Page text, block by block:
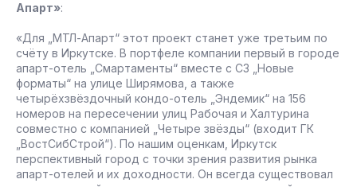
Апарт»:
«Для „МТЛ-Апарт“ этот проект станет уже третьим по
счёту в Иркутске. В портфеле компании первый в городе
апарт-отель „Смартаменты“ вместе с СЗ „Новые
форматы“ на улице Ширямова, а также
четырёхзвёздочный кондо-отель „Эндемик“ на 156
номеров на пересечении улиц Рабочая и Халтурина
совместно с компанией „Четыре звёзды“ (входит ГК
„ВостСибСтрой“). По нашим оценкам, Иркутск
перспективный город с точки зрения развития рынка
апарт-отелей и их доходности. Он всегда существовал